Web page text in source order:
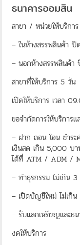
ธนาคารออมสิน
สาขา / หน่วยให้บริกา
– ในห้างสรรพสินค้า ปิ
– นอกห้างสรรพสินค้า
สาขาที่ให้บริการ 5 วัน
เปิดให้บริการ เวลา
ขอจำกัดการให้บริการ
– ฝาก ถอน โอน ชำระ
เงินสด เกิน 5,000 บ
ได้ที่ ATM / ADM /
– ทำธุรกรรม ไม่เกิน
– เปิดบัญชีใหม่ ไม่เกิ
– รับแลกเหรียญและ
งดให้บริการ